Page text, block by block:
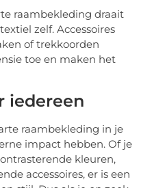
raambekleding draait
zelf. Accessoires
of trekkoorden
toe en maken het
iedereen
raambekleding in je
impact hebben. Of je
kleuren,
accessoires, er is een